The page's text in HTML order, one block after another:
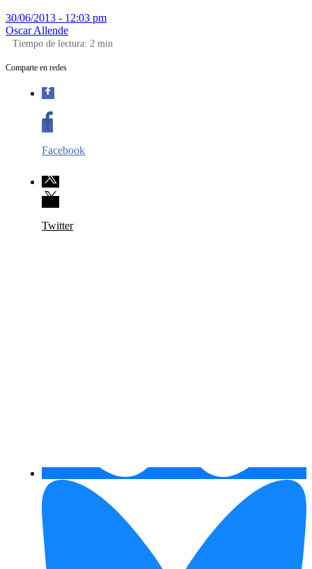
30/06/2013 - 12:03 pm
Oscar Allende
Tiempo de lectura: 2 min
Comparte en redes
Facebook
Twitter